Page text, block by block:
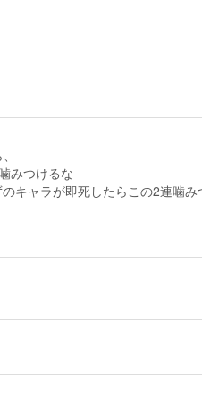
みつけるな
キャラが即死したらこの2連噛み